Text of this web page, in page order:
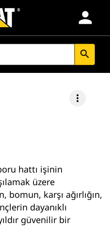
person
search
more_vert
hattı işinin
üzere
bomun, karşı ağırlığın,
dayanıklı
güvenilir bir